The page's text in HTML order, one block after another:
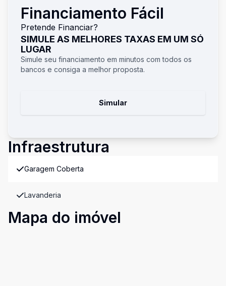
Financiamento Fácil
Pretende Financiar?
SIMULE AS MELHORES TAXAS EM UM SÓ
LUGAR
Simule seu financiamento em minutos com todos os
bancos e consiga a melhor proposta.
Simular
Infraestrutura
Garagem Coberta
Lavanderia
Mapa do imóvel